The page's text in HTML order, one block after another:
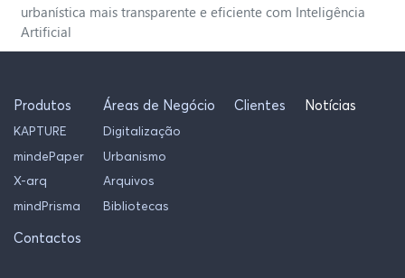
urbanística mais transparente e eficiente com Inteligência
Artificial
Produtos
KAPTURE
mindePaper
X-arq
mindPrisma
Áreas de Negócio
Digitalização
Urbanismo
Arquivos
Bibliotecas
Clientes Notícias
Contactos